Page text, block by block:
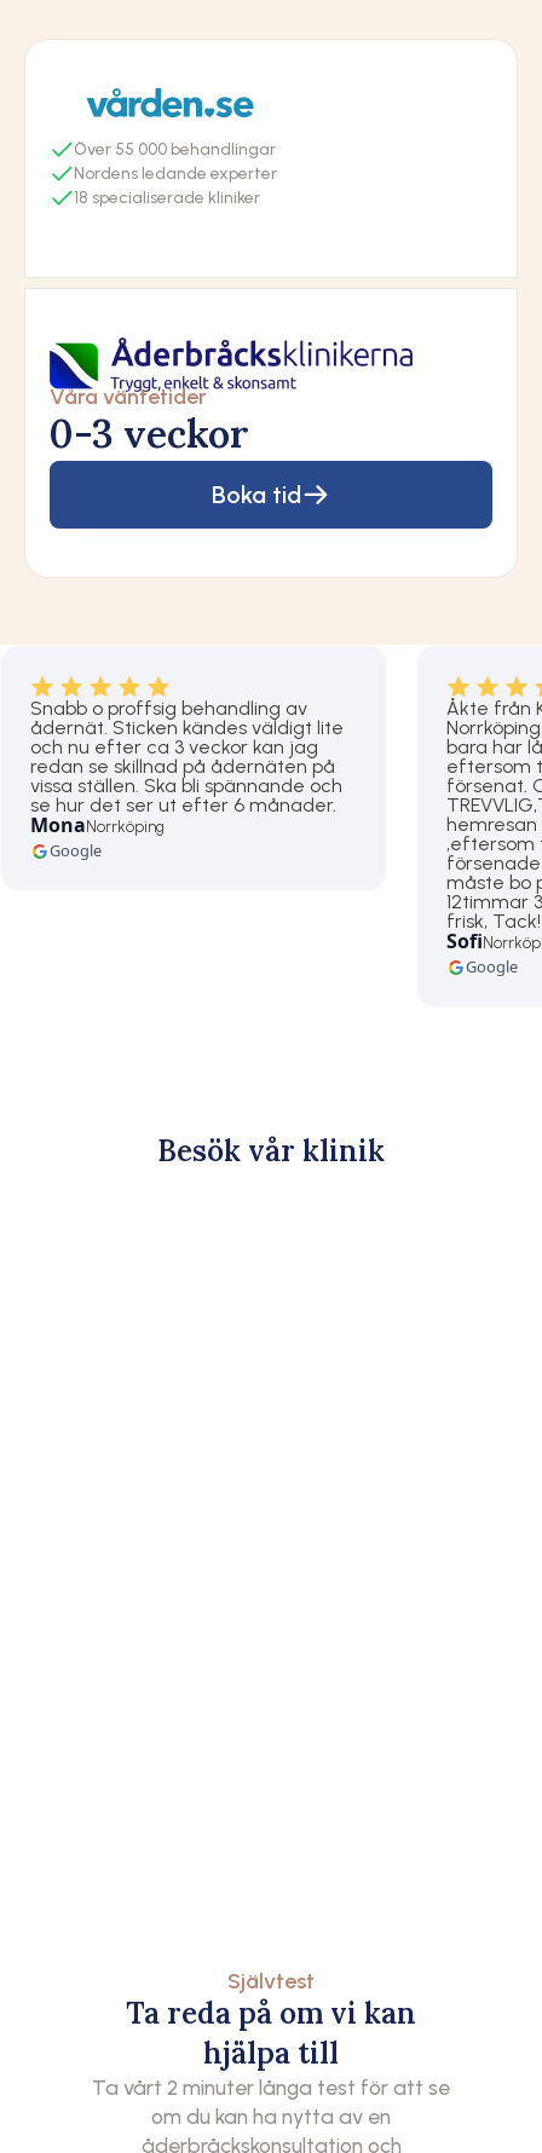
55
Nordens ledande experter
18
Våra väntetider
0-3 veckor
Boka tid
Snabb o proffsig behandling av
ådernät. Sticken kändes väldigt lite
och nu efter ca 3 veckor kan jag
redan se skillnad på ådernäten på
vissa ställen. Ska bli spännande och
se hur det ser ut efter 6 månader.
Mona Norrköping
Google
Åkte från
bara har
eftersom
försenat.
hemresan
,eftersom
måste bo
12timmar
frisk,
Sofi
Google
Besök vår klinik
Självtest
Ta reda på om vi kan
hjälpa till
Ta vårt 2 minuter långa test för att se
om du kan ha nytta av en
åderbråckskonsultation och